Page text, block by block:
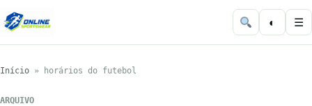
◐ ☰
Início » horários do futebol
ARQUIVO